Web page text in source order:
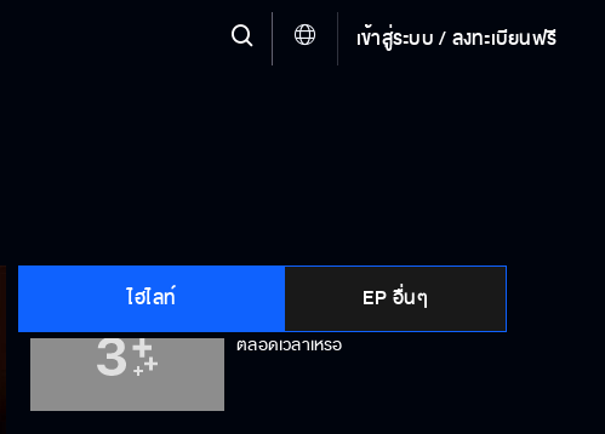
เข้าสู่ระบบ / ลงทะเบียนฟรี
ไฮไลท์ EP อื่นๆ
ยอมรับมาเถอะว่าพี่สนุกกับความเจ็บ
ชีวิตหน้าเบื่อ ต้องการความตื่นเต้น
ตลอดเวลาเหรอ